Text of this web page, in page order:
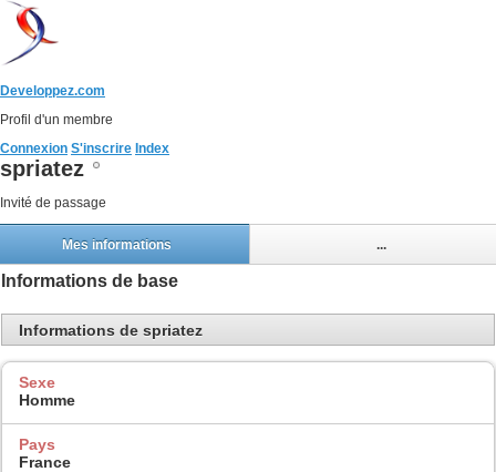
Developpez.com
Profil d'un membre
Connexion S'inscrire Index
spriatez
Invité de passage
Mes informations ...
Informations de base
Informations de spriatez
Sexe
Homme
Pays
France